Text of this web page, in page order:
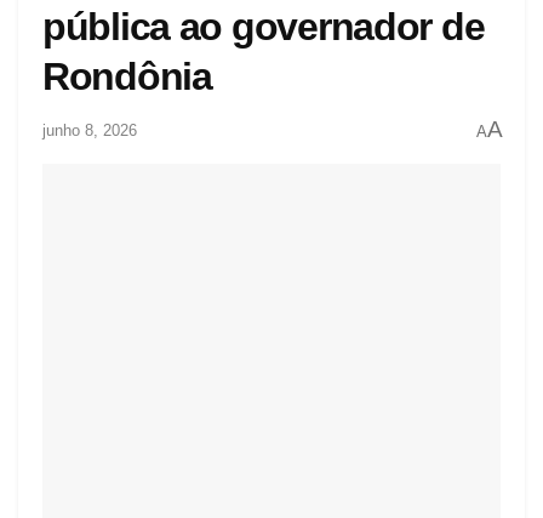
pública ao governador de
Rondônia
junho 8, 2026 AA